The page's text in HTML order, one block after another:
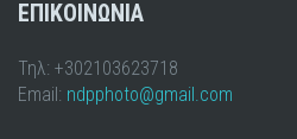
ΕΠΙΚΟΙΝΩΝΙΑ
Τηλ: +302103623718
Email: ndpphoto@gmail.com